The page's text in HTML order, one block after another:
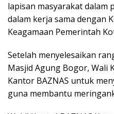
lapisan masyarakat dalam
dalam kerja sama dengan
Keagamaan Pemerintah
Setelah menyelesaikan
Masjid Agung Bogor, Wali
Kantor BAZNAS untuk
guna membantu